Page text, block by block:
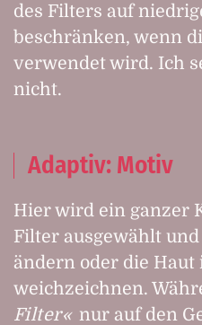
des Filters auf
beschränken, wenn
verwendet wird. Ich
nicht.
Adaptiv: Motiv
Hier wird ein ganzer
Filter ausgewählt
ändern oder die
weichzeichnen.
Filter
nur auf den